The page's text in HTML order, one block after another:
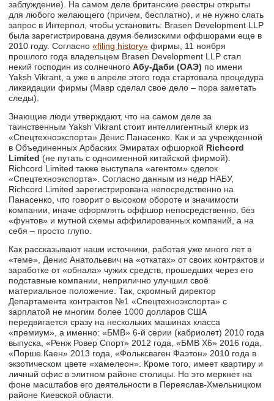
заблуждение). На самом деле британские реестры открыты
для любого желающего (причем, бесплатно), и не нужно слать
запрос в Интерпол, чтобы установить: Brasen Development LLP
была зарегистрирована двумя белизскими оффшорами еще в
2010 году. Согласно«filing history» фирмы, 11 ноября
прошлого года владельцем Brasen Development LLP стал
некий господин из солнечногоАбу-Даби (ОАЭ) по имени
Yaksh Vikrant, а уже в апреле этого года стартовала процедура
ликвидации фирмы (Мавр сделал свое дело – пора заметать
следы).
Знающие люди утверждают, что на самом деле за
таинственным Yaksh Vikrant стоит интеллигентный клерк из
«Спецтехноэкспорта» Денис Панасенко. Как и за учрежденной
в Объединенных Арбаских Эмиратах офшоркой Richcord
Limited (не путать с одноименной китайской фирмой).
Richcord Limited также выступала «агентом» сделок
«Спецтехноэкспорта». Согласно данным из недр НАБУ,
Richcord Limited зарегистрирована непосредственно на
Панасенко, что говорит о высоком обороте и значимости
компании, иначе оформлять оффшор непосредственно, без
«фунтов» и мутной схемы аффилированных компаний, а на
себя – просто глупо.
Как рассказывают наши источники, работая уже много лет в
«теме», Денис Анатольевич на «откатах» от своих контрактов и
заработке от «обнала» чужих средств, прошедших через его
подставные компании, неприлично улучшил своё
материальное положение. Так, скромный директор
Департамента контрактов №1 «Спецтехноэкспорта» с
зарплатой не многим более 1000 долларов США
передвигается сразу на нескольких машинах класса
«премиум», а именно: «БМВ» 6-й серии (кабриолет) 2010 года
выпуска, «Ренж Ровер Спорт» 2012 года, «БМВ Х6» 2016 года,
«Порше Каен» 2013 года, «Фольксваген Фаэтон» 2010 года в
экзотическом цвете «хамелеон». Кроме того, имеет квартиру и
личный офис в элитном районе столицы. Но это меркнет на
фоне масштабов его деятельности в Переяслав-Хмельницком
районе Киевской области.